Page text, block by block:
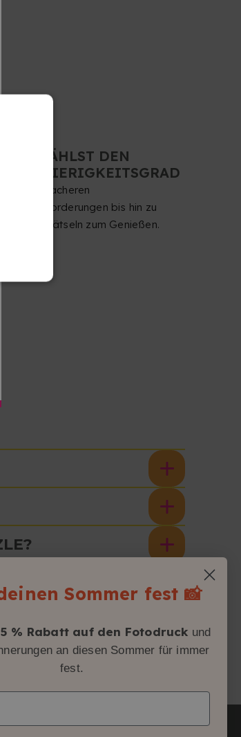
DU WÄHLST DEN
SCHWIERIGKEITSGRAD
Von einfacheren
Herausforderungen bis hin zu
echten Rätseln zum Genießen.
Sommer fest 📸
% Rabatt auf den Fotodruck und
an diesen Sommer für immer
fest.